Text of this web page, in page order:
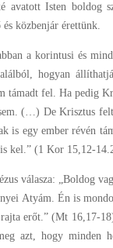
avatott Isten boldog
közbenjár érettünk.
a korintusi és
hogyan
támadt fel. Ha pedig
(…) De Krisztus
is egy ember révén
kel.” (1 Kor 15,12-
válasza: „Boldog
Atyám. Én is
erőt.” (Mt 16,17-
azt, hogy minden